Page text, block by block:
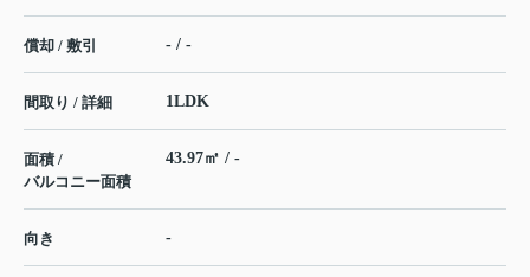
償却 / 敷引 - / -
間取り / 詳細 1LDK
面積 /
バルコニー面積
43.97㎡ / -
向き -